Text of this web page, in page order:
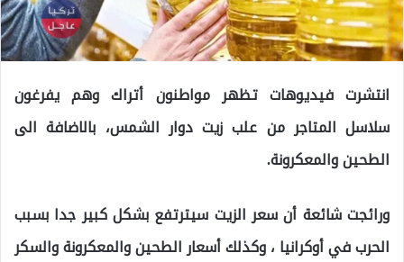
انتشرت فيديوهات تظهر مواطنون أتراك وهم يفرغون
سلاسل المتاجر من علب زيت دوار الشمس، بالاضافة الى
الطحين والمعكرونة.
ورائجت شائعة أن سعر الزيت سيترتفع بشكل كبير جدا بسبب
الحرب في أوكرانيا ، وكذلك أسعار الطحين والمعكرونة والسكر